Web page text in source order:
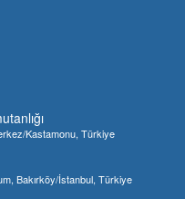
Kastamonu, Türkiye
Bakırköy/İstanbul, Türkiye